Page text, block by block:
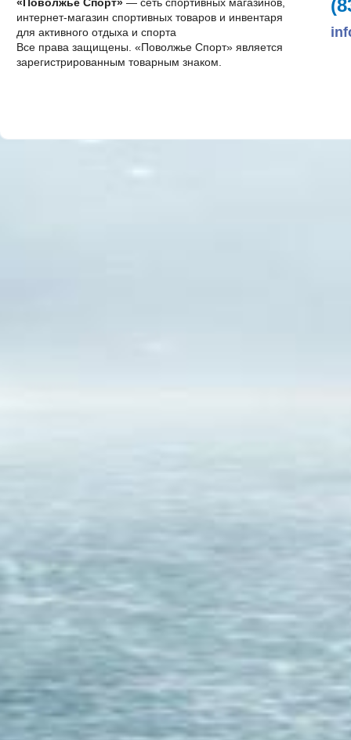
интернет-магазин спортивных товаров и инвентаря
для активного отдыха и спорта
Все права защищены. «Поволжье Спорт» является
зарегистрированным товарным знаком.